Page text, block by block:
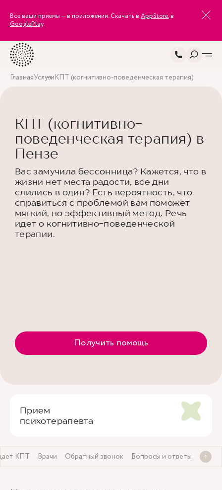
Все ваши приемы — в приложении. Скачать в AppStore, в
GooglePlay.
ГлавнаяУслугиКПТ (когнитивно-поведенческая терапия)
КПТ (когнитивно-
поведенческая терапия) в
Пензе
Вас замучила бессонница? Кажется, что в
жизни нет места радости, все дни
слились в один? Есть вероятность, что
справиться с проблемой вам поможет
мягкий, но эффективный метод. Речь
идет о когнитивно-поведенческой
терапии.
Получить помощь
Прием
психотерапевта
КПТ Врачи Обратный звонок Вопросы и ответы